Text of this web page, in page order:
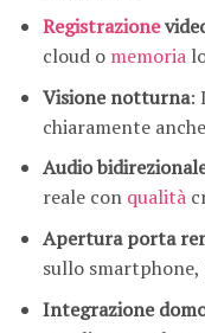
Registrazione
cloud o memoria
Visione notturna:
chiaramente
Audio
reale con qualità
Apertura porta
sullo
Integrazione